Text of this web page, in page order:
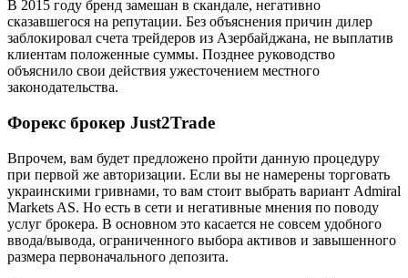
В 2015 году бренд замешан в скандале, негативно
сказавшегося на репутации. Без объяснения причин дилер
заблокировал счета трейдеров из Азербайджана, не выплатив
клиентам положенные суммы. Позднее руководство
объяснило свои действия ужесточением местного
законодательства.
Форекс брокер Just2Trade
Впрочем, вам будет предложено пройти данную процедуру
при первой же авторизации. Если вы не намерены торговать
украинскими гривнами, то вам стоит выбрать вариант Admiral
Markets AS. Но есть в сети и негативные мнения по поводу
услуг брокера. В основном это касается не совсем удобного
ввода/вывода, ограниченного выбора активов и завышенного
размера первоначального депозита.